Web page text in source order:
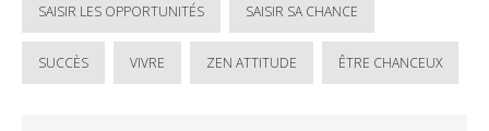
SAISIR LES OPPORTUNITÉS SAISIR SA CHANCE
SUCCÈS VIVRE ZEN ATTITUDE ÊTRE CHANCEUX